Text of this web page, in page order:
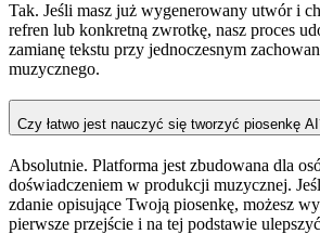
Tak. Jeśli masz już wygenerowany utwór i
refren lub konkretną zwrotkę, nasz proces
zamianę tekstu przy jednoczesnym
muzycznego.
Czy łatwo jest nauczyć się tworzyć piosenkę
Absolutnie. Platforma jest zbudowana dla
doświadczeniem w produkcji muzycznej.
zdanie opisujące Twoją piosenkę, możesz
pierwsze przejście i na tej podstawie